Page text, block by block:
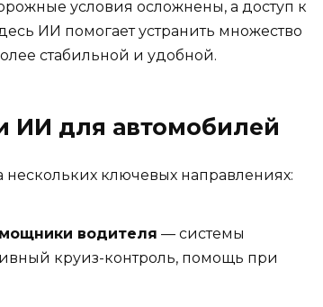
условия осложнены, а доступ к
ИИ помогает устранить множество
стабильной и удобной.
ИИ для автомобилей
ключевых направлениях:
водителя — системы
круиз-контроль, помощь при